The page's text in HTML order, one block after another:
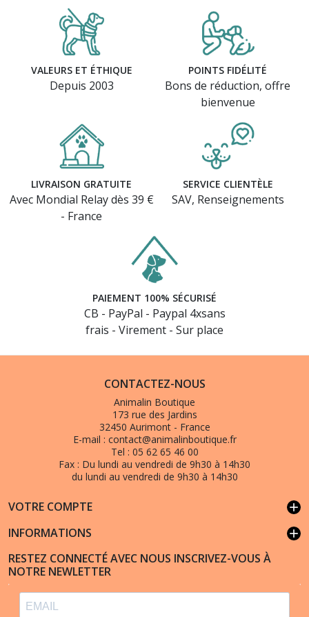
VALEURS ET ÉTHIQUE
Depuis 2003
POINTS FIDÉLITÉ
Bons de réduction, offre
bienvenue
LIVRAISON GRATUITE
Avec Mondial Relay dès 39 €
- France
SERVICE CLIENTÈLE
SAV, Renseignements
PAIEMENT 100% SÉCURISÉ
CB - PayPal - Paypal 4xsans
frais - Virement - Sur place
CONTACTEZ-NOUS
Animalin Boutique
173 rue des Jardins
32450 Aurimont - France
E-mail : contact@animalinboutique.fr
Tel : 05 62 65 46 00
Fax : Du lundi au vendredi de 9h30 à 14h30
du lundi au vendredi de 9h30 à 14h30
VOTRE COMPTE add
INFORMATIONS add
RESTEZ CONNECTÉ AVEC NOUS INSCRIVEZ-VOUS À
NOTRE NEWLETTER